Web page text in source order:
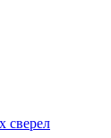
сверел